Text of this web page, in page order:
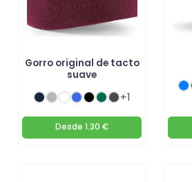
Gorro original de tacto
suave
+1
Desde 1.30 €